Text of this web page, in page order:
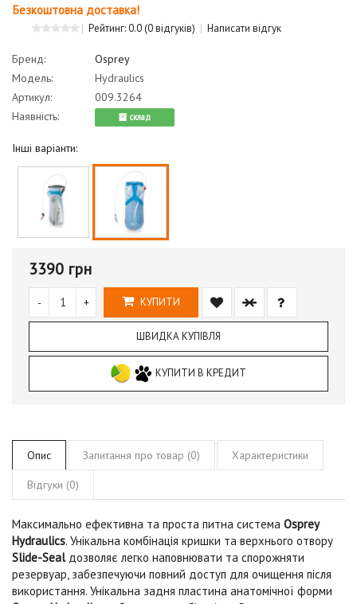
Безкоштовна доставка!
Рейтинг: 0.0(0 відгуків) Написати відгук
Бренд:
Osprey
Модель:
Hydraulics
Артикул:
009.3264
Наявність:
cклад
Інші варіанти:
3390 грн
- + КУПИТИ
ШВИДКА КУПІВЛЯ
КУПИТИ В КРЕДИТ
Опис Запитання про товар (0) Характеристики
Відгуки (0)
Максимально ефективна та проста питна система Osprey
Hydraulics. Унікальна комбінація кришки та верхнього отвору
Slide-Sealдозволяє легко наповнювати та спорожняти
резервуар, забезпечуючи повний доступ для очищення після
використання. Унікальна задня пластина анатомічної форми